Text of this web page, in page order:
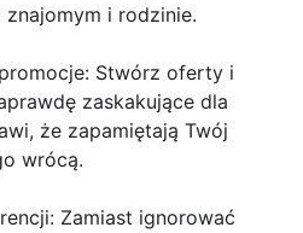
i rodzinie.
Stwórz oferty i
zaskakujące dla
że zapamiętają Twój
wrócą.
Zamiast ignorować